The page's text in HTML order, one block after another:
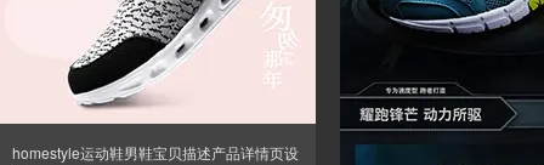
homestyle运动鞋男鞋宝贝描述产品详情页设